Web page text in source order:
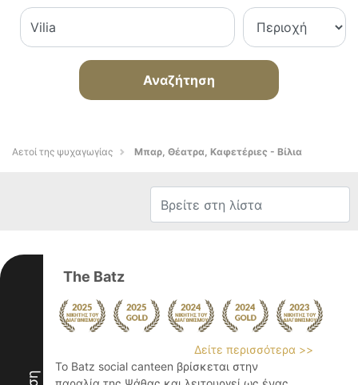
Αναζήτηση
Αετοί της ψυχαγωγίας Μπαρ, Θέατρα, Καφετέριες - Βίλια
The Batz
Δείτε περισσότερα >>
Το Batz social canteen βρίσκεται στην